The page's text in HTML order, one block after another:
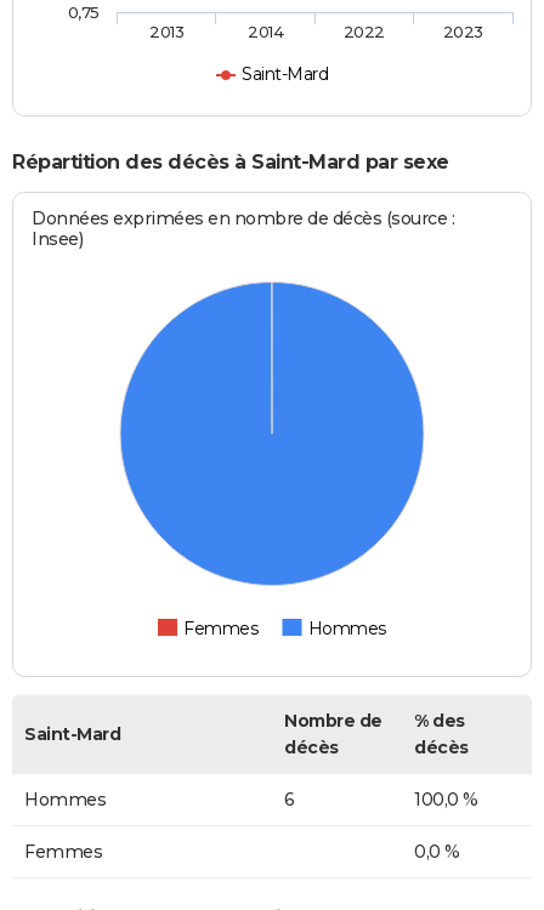
Saint-Mard
2013 2014 2022 2023
0,75
Répartition des décès à Saint-Mard par sexe
Données exprimées en nombre de décès (source :
Insee)
Femmes Hommes
Saint-Mard
Nombre de
décès
% des
décès
Hommes 6 100,0 %
Femmes 0,0 %